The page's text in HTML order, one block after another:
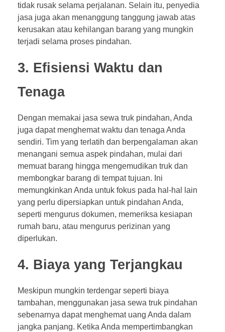
tidak rusak selama perjalanan. Selain itu, penyedia
jasa juga akan menanggung tanggung jawab atas
kerusakan atau kehilangan barang yang mungkin
terjadi selama proses pindahan.
3. Efisiensi Waktu dan
Tenaga
Dengan memakai jasa sewa truk pindahan, Anda
juga dapat menghemat waktu dan tenaga Anda
sendiri. Tim yang terlatih dan berpengalaman akan
menangani semua aspek pindahan, mulai dari
memuat barang hingga mengemudikan truk dan
membongkar barang di tempat tujuan. Ini
memungkinkan Anda untuk fokus pada hal-hal lain
yang perlu dipersiapkan untuk pindahan Anda,
seperti mengurus dokumen, memeriksa kesiapan
rumah baru, atau mengurus perizinan yang
diperlukan.
4. Biaya yang Terjangkau
Meskipun mungkin terdengar seperti biaya
tambahan, menggunakan jasa sewa truk pindahan
sebenarnya dapat menghemat uang Anda dalam
jangka panjang. Ketika Anda mempertimbangkan